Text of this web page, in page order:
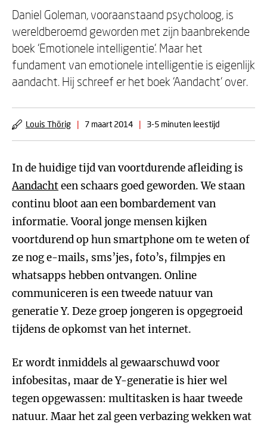
Daniel Goleman, vooraanstaand psycholoog, is
wereldberoemd geworden met zijn baanbrekende
boek ‘Emotionele intelligentie’. Maar het
fundament van emotionele intelligentie is eigenlijk
aandacht. Hij schreef er het boek ‘Aandacht’ over.
Louis Thörig | 7 maart 2014 | 3-5 minuten leestijd
In de huidige tijd van voortdurende afleiding is
Aandachteen schaars goed geworden. We staan
continu bloot aan een bombardement van
informatie. Vooral jonge mensen kijken
voortdurend op hun smartphone om te weten of
ze nog e-mails, sms’jes, foto’s, filmpjes en
whatsapps hebben ontvangen. Online
communiceren is een tweede natuur van
generatie Y. Deze groep jongeren is opgegroeid
tijdens de opkomst van het internet.
Er wordt inmiddels al gewaarschuwd voor
infobesitas, maar de Y-generatie is hier wel
tegen opgewassen: multitasken is haar tweede
natuur. Maar het zal geen verbazing wekken wat